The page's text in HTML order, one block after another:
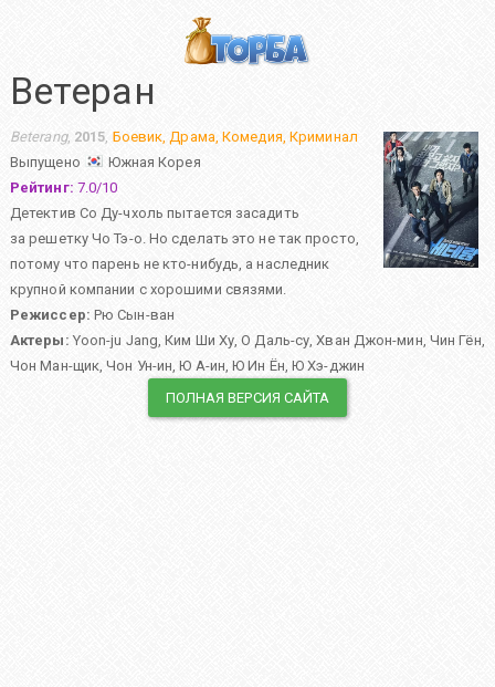
Ветеран
Beterang, 2015, Боевик,Драма,Комедия, Криминал
Выпущено
Южная Корея
Рейтинг: 7.0/10
Детектив Со Ду-чхоль пытается засадить
за решетку Чо Тэ-о. Но сделать это не так просто,
потому что парень не кто-нибудь, а наследник
крупной компании с хорошими связями.
Режиссер: Рю Сын-ван
Актеры: Yoon-ju Jang,Ким Ши Ху,О Даль-су,Хван Джон-мин, Чин Гён,
Чон Ман-щик,Чон Ун-ин,Ю А-ин,Ю Ин Ён,Ю Хэ-джин
ПОЛНАЯ ВЕРСИЯ САЙТА